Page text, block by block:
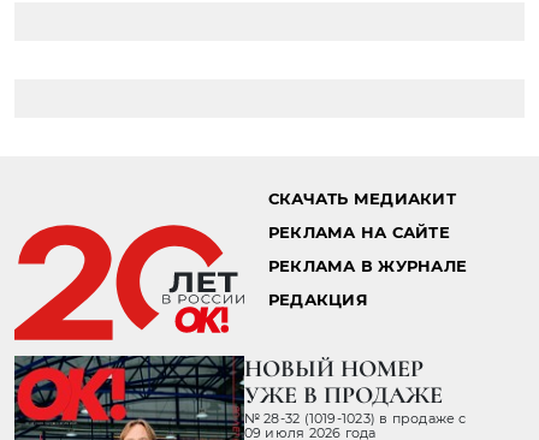
СКАЧАТЬ МЕДИАКИТ
РЕКЛАМА НА САЙТЕ
РЕКЛАМА В ЖУРНАЛЕ
РЕДАКЦИЯ
НОВЫЙ НОМЕР
УЖЕ В ПРОДАЖЕ
№ 28-32 (1019-1023) в продаже с
09 июля 2026 года